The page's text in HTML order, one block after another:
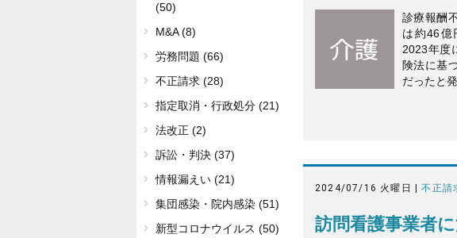
診療報酬
は約46億
2023年度
険法に基
だったと
2024/07/16 火曜日 |不正請
訪問看護事業者
(50)
M&A (8)
労務問題 (66)
不正請求 (28)
指定取消・行政処分 (21)
法改正 (2)
訴訟・判決 (37)
情報漏えい (21)
集団感染・院内感染 (51)
新型コロナウイルス (50)